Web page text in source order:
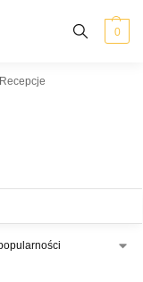
0
Recepcje